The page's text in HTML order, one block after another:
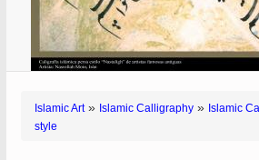
Islamic Art» Islamic Calligraphy » Islamic
style